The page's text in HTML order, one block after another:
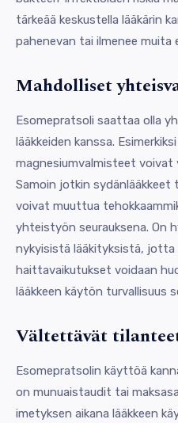
tärkeää keskustella lääkärin
pahenevan tai ilmenee muita
Mahdolliset
Esomepratsoli saattaa olla
lääkkeiden kanssa.
magnesiumvalmisteet voivat
Samoin jotkin sydänlääkkeet
voivat muuttua
yhteistyön seurauksena. On
nykyisistä lääkityksistä, jotta
haittavaikutukset voidaan
lääkkeen käytön turvallisuus
Vältettävät
Esomepratsolin käyttöä
on munuaistaudit tai
imetyksen aikana lääkkeen